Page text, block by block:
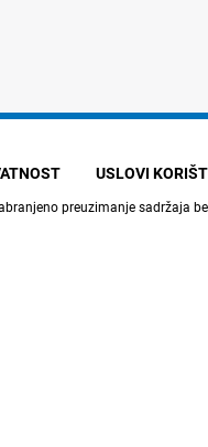
USLOVI
preuzimanje sadržaja